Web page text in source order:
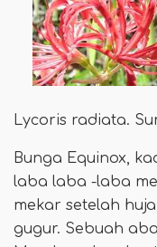
Lycoris radiata.
Bunga Equinox,
laba laba -laba
mekar setelah
gugur. Sebuah